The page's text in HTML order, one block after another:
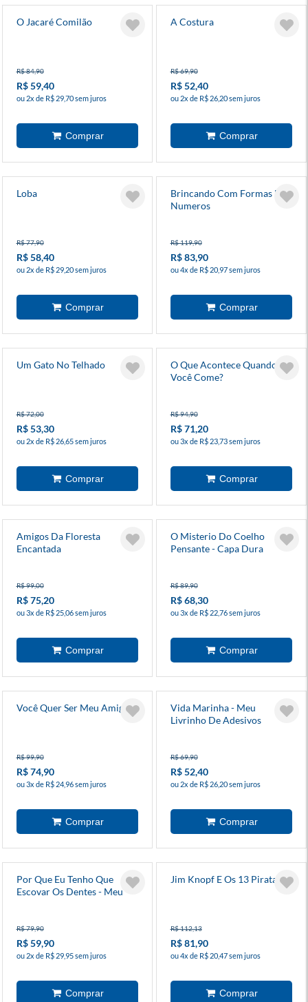
O Jacaré Comilão
R$ 84,90
R$ 59,40
ou 2x de R$ 29,70 sem juros
A Costura
R$ 69,90
R$ 52,40
ou 2x de R$ 26,20 sem juros
Loba
R$ 77,90
R$ 58,40
ou 2x de R$ 29,20 sem juros
Brincando Com Formas E
Numeros
R$ 119,90
R$ 83,90
ou 4x de R$ 20,97 sem juros
Um Gato No Telhado
R$ 72,00
R$ 53,30
ou 2x de R$ 26,65 sem juros
O Que Acontece Quando
Você Come?
R$ 94,90
R$ 71,20
ou 3x de R$ 23,73 sem juros
Amigos Da Floresta
Encantada
R$ 99,00
R$ 75,20
ou 3x de R$ 25,06 sem juros
O Misterio Do Coelho
Pensante - Capa Dura
R$ 89,90
R$ 68,30
ou 3x de R$ 22,76 sem juros
Você Quer Ser Meu Amigo?
R$ 99,90
R$ 74,90
ou 3x de R$ 24,96 sem juros
Vida Marinha - Meu
Livrinho De Adesivos
R$ 69,90
R$ 52,40
ou 2x de R$ 26,20 sem juros
Por Que Eu Tenho Que
Escovar Os Dentes - Meu
R$ 79,90
R$ 59,90
ou 2x de R$ 29,95 sem juros
Jim Knopf E Os 13 Piratas
R$ 112,13
R$ 81,90
ou 4x de R$ 20,47 sem juros